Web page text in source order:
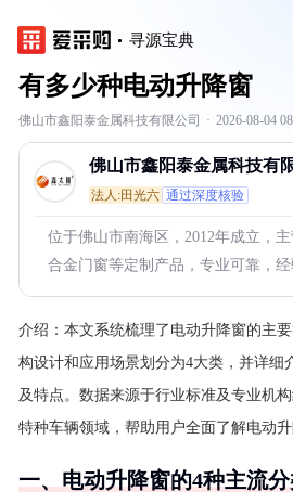
寻源宝典
有多少种电动升降窗
佛山市鑫阳泰金属科技有限公司 · 2026-08-04
佛山市鑫阳泰金属科技有
法人:田光六 通过深度核验
位于佛山市南海区，2012年成立，
合金门窗等定制产品，专业可靠，经
介绍： 本文系统梳理了电动升降窗的主
构设计和应用场景划分为4大类，并详细
及特点。数据来源于行业标准及专业机
特种车辆领域，帮助用户全面了解电动升
一、电动升降窗的4种主流